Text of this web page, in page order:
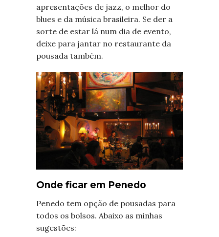
apresentações de jazz, o melhor do
blues e da música brasileira. Se der a
sorte de estar lá num dia de evento,
deixe para jantar no restaurante da
pousada também.
Onde ficar em Penedo
Penedo tem opção de pousadas para
todos os bolsos. Abaixo as minhas
sugestões: